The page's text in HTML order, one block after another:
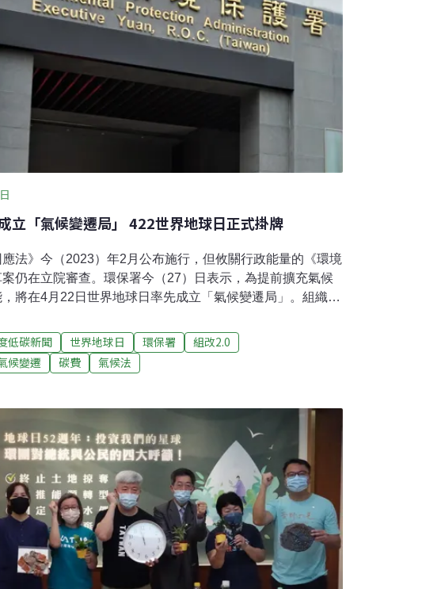
立「氣候變遷局」 422世界地球日正式掛牌
應法》今（2023）年2月公布施行，但攸關行政能量的《環境
仍在立院審查。環保署今（27）日表示，為提前擴充氣候
將在4月22日世界地球日率先成立「氣候變遷局」。組織由
子法，並規劃碳費徵收。422地球日「氣候局」揭牌 環保
《氣候法》在今年1月三讀通過、2月總統公布施行，環保
項子法須制訂，其中12項優先子法會在母法公布後半年內
環境部」，相關草案上週三已通過委員會初審，部分條文
。根據草案，環境部將設「氣候變遷署」（簡稱氣候署），
動氣候變遷政策。
低碳新聞 世界地球日 環保署
組改2.0
候變遷 碳費 氣候法